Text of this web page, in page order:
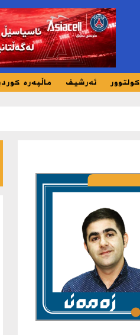
کولتوور ئەرشیف ماڵپەرە